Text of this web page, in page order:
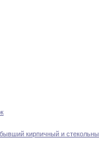
кирпичный и